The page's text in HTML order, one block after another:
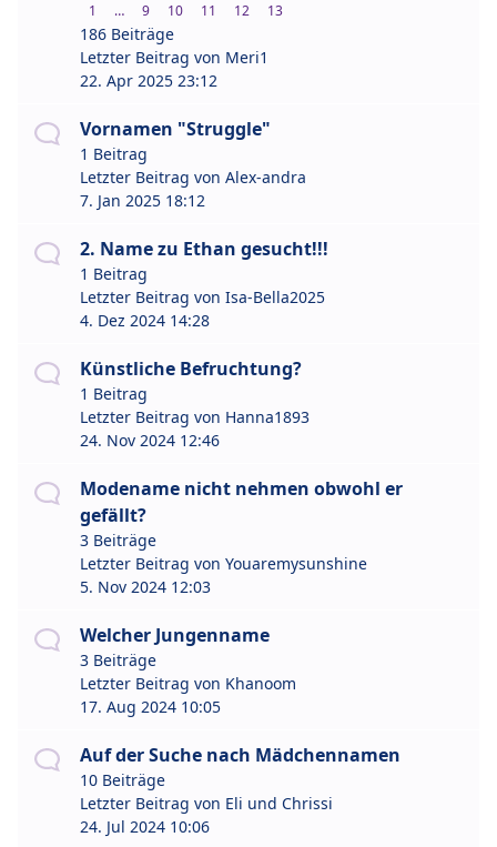
1 … 9 10 11 12 13
186 Beiträge
Letzter Beitrag von Meri1
22. Apr 2025 23:12
Vornamen "Struggle"
1 Beitrag
Letzter Beitrag von Alex-andra
7. Jan 2025 18:12
2. Name zu Ethan gesucht!!!
1 Beitrag
Letzter Beitrag von Isa-Bella2025
4. Dez 2024 14:28
Künstliche Befruchtung?
1 Beitrag
Letzter Beitrag von Hanna1893
24. Nov 2024 12:46
Modename nicht nehmen obwohl er
gefällt?
3 Beiträge
Letzter Beitrag von Youaremysunshine
5. Nov 2024 12:03
Welcher Jungenname
3 Beiträge
Letzter Beitrag von Khanoom
17. Aug 2024 10:05
Auf der Suche nach Mädchennamen
10 Beiträge
Letzter Beitrag von Eli und Chrissi
24. Jul 2024 10:06